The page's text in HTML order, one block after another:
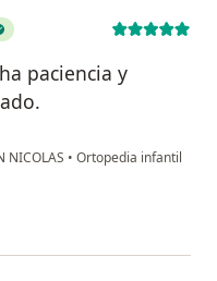
2016 SPOT. Revisión
2016.
EN RESONANCIA
Piura, Perú. 18
ORTOPEDIA Y
paciencia y
NICOLAS • Ortopedia infantil